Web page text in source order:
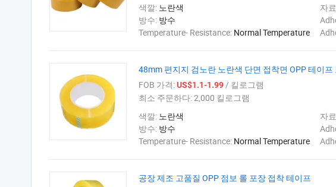
색깔: 노란색 자
방수: 방수
Temperature- Resistance: Normal Temperature
48mm 편지지 검노란 노란색 단면 접착면 OPP 테이프
FOB 가격:US$1.1-1.99/ 킬로그램
최소 주문하다:2,000 킬로그램
색깔: 노란색 자
방수: 방수
Temperature- Resistance: Normal Temperature
공장 제조 고품질 OPP 점보 롤 포장 접착 테이프